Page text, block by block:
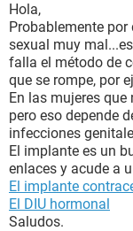
Hola,
Probablemente
sexual muy
falla el método de
que se rompe, por
En las mujeres
pero eso depende
infecciones
El implante es un
enlaces y acude a
El implante
El DIU hormonal
Saludos.